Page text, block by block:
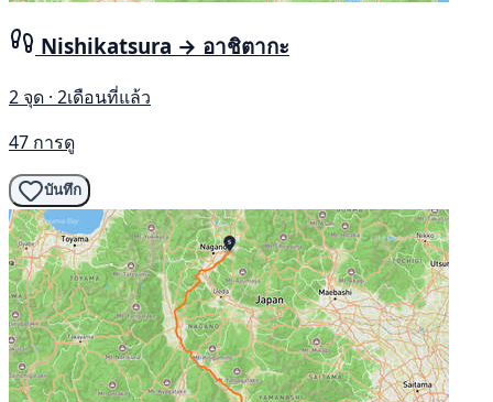
Nishikatsura → อาชิตากะ
2 จุด · 2เดือนที่แล้ว
47 การดู
บันทึก